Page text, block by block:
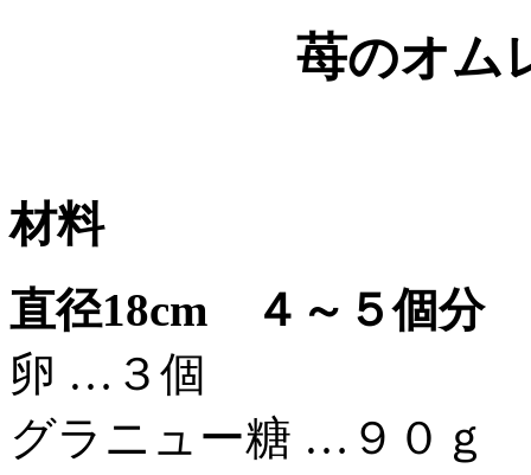
苺のオム
材料
直径18cm ４～５個分
卵 …３個
グラニュー糖 …９０ｇ